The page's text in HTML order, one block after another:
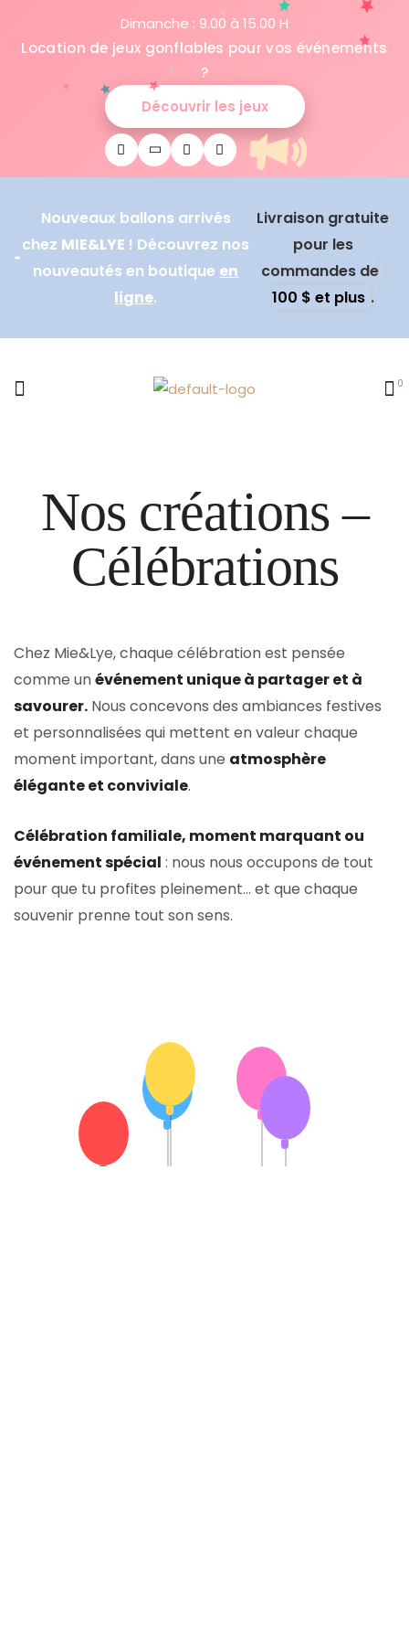
Dimanche : 9.00 à 15.00 H
Location de jeux gonflables pour vos événements
?
Découvrir les jeux
Nouveaux ballons arrivés
chez MIE&LYE ! Découvrez nos
nouveautés en boutique en
ligne.
Livraison gratuite
pour les
commandes de
100 $ et plus .
0
Nos créations –
Célébrations
Chez Mie&Lye, chaque célébration est pensée
comme unévénement unique à partager et à
savourer. Nous concevons des ambiances festives
et personnalisées qui mettent en valeur chaque
moment important, dans une atmosphère
élégante et conviviale.
Célébration familiale, moment marquant ou
événement spécial : nous nous occupons de tout
pour que tu profites pleinement… et que chaque
souvenir prenne tout son sens.